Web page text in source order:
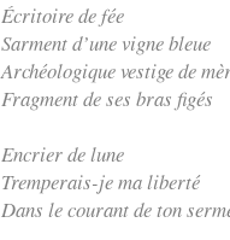
Écritoire de fée
Sarment d’une vigne bleue
Archéologique vestige de
Fragment de ses bras figés
Encrier de lune
Tremperais-je ma liberté
Dans le courant de ton